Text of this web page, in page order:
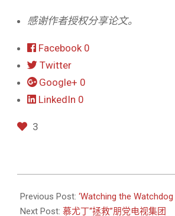
感谢作者授权分享论文。
Facebook 0
Twitter
Google+ 0
LinkedIn 0
3
10-
20
Previous Post: ‘Watching the
Next Post: 慕尤丁“拯救”朋党电视集团